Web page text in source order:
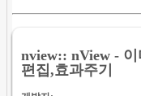
nview:: nView -
편집,효과주기